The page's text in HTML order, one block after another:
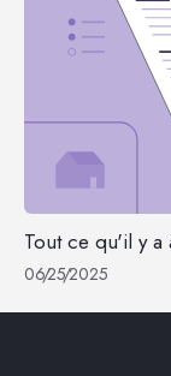
Tout ce qu'il y a
06/25/2025